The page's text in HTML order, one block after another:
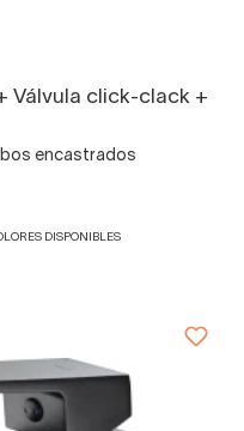
Válvula click-clack +
encastrados
DISPONIBLES